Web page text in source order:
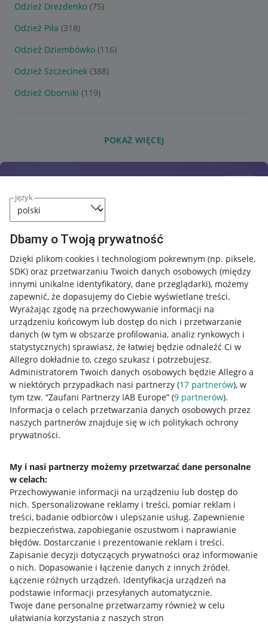
język
Dbamy o Twoją prywatność
Dzięki plikom cookies i technologiom pokrewnym (np. piksele,
SDK) oraz przetwarzaniu Twoich danych osobowych (między
innymi unikalne identyfikatory, dane przeglądarki), możemy
zapewnić, że dopasujemy do Ciebie wyświetlane treści.
Wyrażając zgodę na przechowywanie informacji na
urządzeniu końcowym lub dostęp do nich i przetwarzanie
danych (w tym w obszarze profilowania, analiz rynkowych i
statystycznych) sprawiasz, że łatwiej będzie odnaleźć Ci w
Allegro dokładnie to, czego szukasz i potrzebujesz.
Administratorem Twoich danych osobowych będzie Allegro a
w niektórych przypadkach nasi partnerzy (17 partnerów), w
tym tzw. “Zaufani Partnerzy IAB Europe” (9 partnerów).
Informacja o celach przetwarzania danych osobowych przez
naszych partnerów znajduje się w ich politykach ochrony
prywatności.
My i nasi partnerzy możemy przetwarzać dane personalne
w celach:
Przechowywanie informacji na urządzeniu lub dostęp do
nich. Spersonalizowane reklamy i treści, pomiar reklam i
treści, badanie odbiorców i ulepszanie usług. Zapewnienie
bezpieczeństwa, zapobieganie oszustwom i naprawianie
błędów. Dostarczanie i prezentowanie reklam i treści.
Zapisanie decyzji dotyczących prywatności oraz informowanie
o nich. Dopasowanie i łączenie danych z innych źródeł.
Łączenie różnych urządzeń. Identyfikacja urządzeń na
podstawie informacji przesyłanych automatycznie.
Twoje dane personalne przetwarzamy również w celu
ułatwiania korzystania z naszych stron
Odzież Drezdenko (75)
Odzież Piła (318)
Odzież Dziembówko (116)
Odzież Szczecinek (388)
Odzież Oborniki (119)
POKAŻ WIĘCEJ
Przydatne informacje
Jak to działa
Allegro Gadane dla sprzedających
Allegro Gadane dla kupujących
Mapa miejscowości
Informacje prawne
Regulamin
Polityka plików "cookies"
Ustawienia plików "cookies"